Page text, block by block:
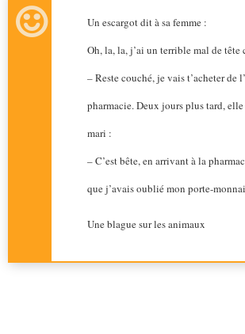
Un escargot dit à sa femme :
Oh, la, la, j’ai un terrible mal de tête
– Reste couché, je vais t’acheter de
pharmacie. Deux jours plus tard,
mari :
– C’est bête, en arrivant à la
que j’avais oublié mon porte-
Une blague sur les animaux